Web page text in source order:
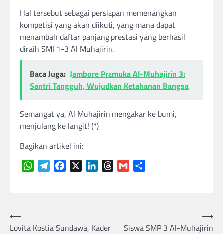
Hal tersebut sebagai persiapan memenangkan
kompetisi yang akan diikuti, yang mana dapat
menambah daftar panjang prestasi yang berhasil
diraih SMI 1-3 Al Muhajirin.
Baca Juga: Jambore Pramuka Al-Muhajirin 3:
Santri Tangguh, Wujudkan Ketahanan Bangsa
Semangat ya, Al Muhajirin mengakar ke bumi,
menjulang ke langit! (*)
Bagikan artikel ini:
WhatsAppTelegramFacebook LinkedInThreads
Gmail
Navigasi
⟵
Lovita Kostia Sundawa, Kader
Siswa SMP 3 Al-Muhajirin
⟶